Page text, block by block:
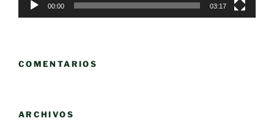
00:00 03:17
COMENTARIOS
ARCHIVOS